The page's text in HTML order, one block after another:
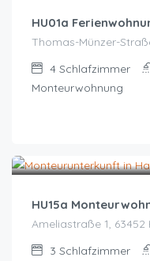
HU01a
Thomas-Münzer-
4 Schlafzimmer
Monteurwohnung
HU15a
Ameliastraße 1,
3 Schlafzimmer